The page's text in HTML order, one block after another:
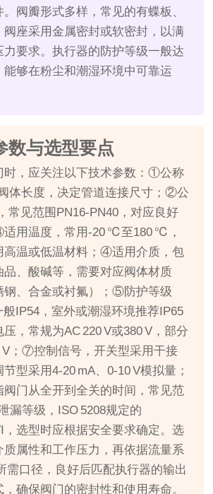
阀瓣形式多样，常见的有蝶板、
阀座采用金属密封或软密封，以满
力要求。执行器的防护等级一般达
能够在粉尘和潮湿环境中可靠运
数与选型要点
时，应关注以下技术参数：①公称
体长度，决定管道连接尺寸；②公
常见范围PN16‑PN40，对应良好
用温度，常用‑20 ℃至180 ℃，
高温或低温材料；④适用介质，包
品、酸碱等，需要对应阀体材质
钢、合金或衬氟）；⑤防护等级
般IP54，室外或潮湿环境推荐IP65
，常规为AC 220 V或380 V，部分
V；⑦控制信号，开关型采用干接
型采用4‑20 mA、0‑10 V模拟量；
门从全开到全关的时间，常见范
漏等级，ISO 5208规定的
，选型时应根据安全要求确定。选
质属性和工作压力，再依据流量系
需口径，良好后匹配执行器的输出
确保阀门的密封性和使用寿命。